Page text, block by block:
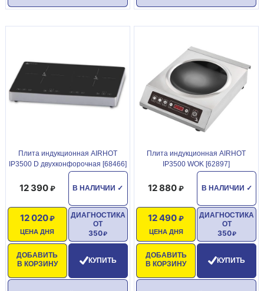
Плита индукционная AIRHOT
IP3500 D двухконфорочная [68466]
В НАЛИЧИИ ✓
12 390
ЦЕНА ДНЯ
12 020
ДОБАВИТЬ
В КОРЗИНУ
ДИАГНОСТИКА
ОТ
350
КУПИТЬ
Плита индукционная AIRHOT
IP3500 WOK [62897]
В НАЛИЧИИ ✓
12 880
ЦЕНА ДНЯ
12 490
ДОБАВИТЬ
В КОРЗИНУ
ДИАГНОСТИКА
ОТ
350
КУПИТЬ